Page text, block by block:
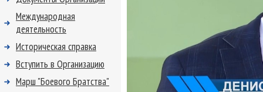
Международная
деятельность
Историческая справка
Вступить в Организацию
Марш "Боевого Братства"